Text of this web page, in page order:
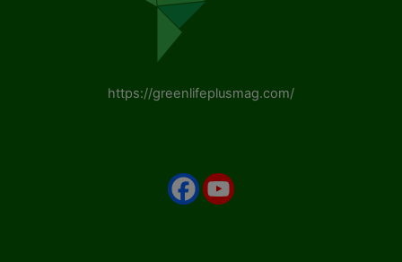
https://greenlifeplusmag.com/